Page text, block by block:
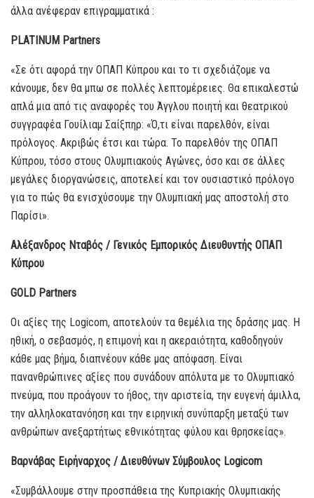
άλλα ανέφεραν επιγραμματικά :
PLATINUM Partners
«Σε ότι αφορά την ΟΠΑΠ Κύπρου και το τι σχεδιάζομε να
κάνουμε, δεν θα μπω σε πολλές λεπτομέρειες. Θα επικαλεστώ
απλά μια από τις αναφορές του Άγγλου ποιητή και θεατρικού
συγγραφέα Γουίλιαμ Σαίξπηρ: «Ό,τι είναι παρελθόν, είναι
πρόλογος. Ακριβώς έτσι και τώρα. Το παρελθόν της ΟΠΑΠ
Κύπρου, τόσο στους Ολυμπιακούς Αγώνες, όσο και σε άλλες
μεγάλες διοργανώσεις, αποτελεί και τον ουσιαστικό πρόλογο
για το πώς θα ενισχύσουμε την Ολυμπιακή μας αποστολή στο
Παρίσι».
Αλέξανδρος Νταβός / Γενικός Εμπορικός Διευθυντής ΟΠΑΠ
Κύπρου
GOLD Partners
Οι αξίες της Logicom, αποτελούν τα θεμέλια της δράσης μας. Η
ηθική, ο σεβασμός, η επιμονή και η ακεραιότητα, καθοδηγούν
κάθε μας βήμα, διαπνέουν κάθε μας απόφαση. Είναι
πανανθρώπινες αξίες που συνάδουν απόλυτα με το Ολυμπιακό
πνεύμα, που προάγουν το ήθος, την αριστεία, την ευγενή άμιλλα,
την αλληλοκατανόηση και την ειρηνική συνύπαρξη μεταξύ των
ανθρώπων ανεξαρτήτως εθνικότητας φύλου και θρησκείας».
Βαρνάβας Ειρήναρχος / Διευθύνων Σύμβουλος Logicom
«Συμβάλλουμε στην προσπάθεια της Κυπριακής Ολυμπιακής